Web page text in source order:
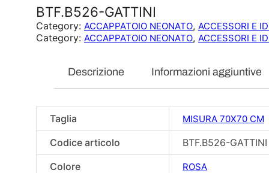
BTF.B526-GATTINI
Category: ACCAPPATOIO NEONATO, ACCESSORI E
Category: ACCAPPATOIO NEONATO, ACCESSORI E
Descrizione Informazioni aggiuntive
Taglia MISURA 70X70 CM
Codice articolo
BTF.B526-GATTINI
Colore
ROSA